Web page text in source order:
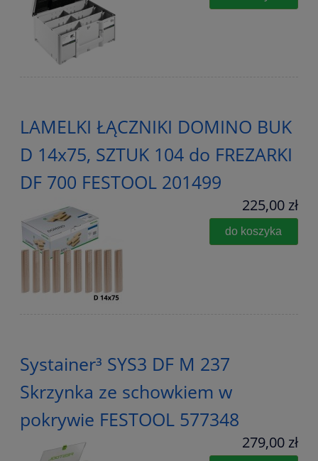
LAMELKI ŁĄCZNIKI DOMINO BUK
D 14x75, SZTUK 104 do FREZARKI
DF 700 FESTOOL 201499
225,00 zł
do koszyka
Systainer³ SYS3 DF M 237
Skrzynka ze schowkiem w
pokrywie FESTOOL 577348
279,00 zł